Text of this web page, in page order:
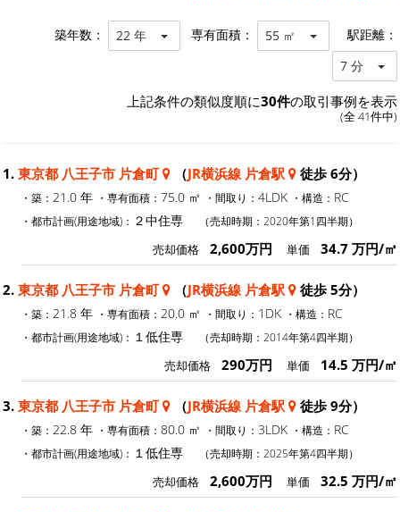
築年数： 22 年 専有面積： 55 ㎡ 駅距離：
7 分
上記条件の類似度順に30件の取引事例を表示
(全 41件中)
1. 東京都 八王子市 片倉町 （JR横浜線 片倉駅 徒歩 6分）
・築： 21.0 年 ・専有面積： 75.0 ㎡ ・間取り： 4LDK ・構造： RC
・都市計画(用途地域)： ２中住専 （売却時期：2020年第1四半期）
売却価格 2,600万円 単価 34.7 万円/㎡
2. 東京都 八王子市 片倉町 （JR横浜線 片倉駅 徒歩 5分）
・築： 21.8 年 ・専有面積： 20.0 ㎡ ・間取り： 1DK ・構造： RC
・都市計画(用途地域)： １低住専 （売却時期：2014年第4四半期）
売却価格 290万円 単価 14.5 万円/㎡
3. 東京都 八王子市 片倉町 （JR横浜線 片倉駅 徒歩 9分）
・築： 22.8 年 ・専有面積： 80.0 ㎡ ・間取り： 3LDK ・構造： RC
・都市計画(用途地域)： １低住専 （売却時期：2025年第4四半期）
売却価格 2,600万円 単価 32.5 万円/㎡